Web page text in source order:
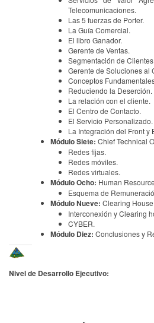
Telecomunicaciones.
Las 5 fuerzas de Porter.
La Guía Comercial.
El libro Ganador.
Gerente de Ventas.
Segmentación de Clientes.
Gerente de Soluciones al
Conceptos
Reduciendo la Deserción.
La relación con el cliente.
El Centro de Contacto.
El Servicio Personalizado.
La Integración del Front y
Módulo Siete: Chief Technical
Redes fijas.
Redes móviles.
Redes virtuales.
Módulo Ocho: Human
Esquema de
Módulo Nueve: Clearing House
Interconexión y Clearing
CYBER.
Módulo Diez: Conclusiones y
Nivel de Desarrollo Ejecutivo: